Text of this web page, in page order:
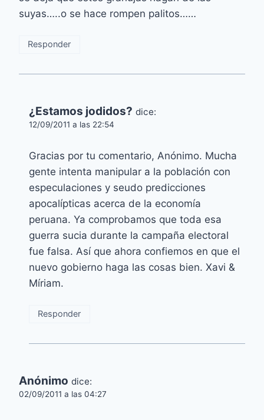
suyas…..o se hace rompen palitos……
Responder
¿Estamos jodidos? dice:
12/09/2011 a las 22:54
Gracias por tu comentario, Anónimo. Mucha
gente intenta manipular a la población con
especulaciones y seudo predicciones
apocalípticas acerca de la economía
peruana. Ya comprobamos que toda esa
guerra sucia durante la campaña electoral
fue falsa. Así que ahora confiemos en que el
nuevo gobierno haga las cosas bien. Xavi &
Míriam.
Responder
Anónimo dice:
02/09/2011 a las 04:27